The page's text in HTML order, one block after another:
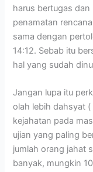
harus bertugas
penamatan
sama dengan
14:12. Sebab itu
hal yang sudah
Jangan lupa itu
olah lebih dahsyat
kejahatan pada
ujian yang paling
jumlah orang jahat
banyak, mungkin